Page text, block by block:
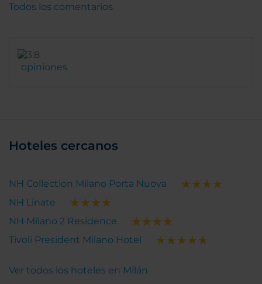
opiniones
Todos los comentarios
Hoteles cercanos
NH Collection Milano Porta Nuova
NH Linate
NH Milano 2 Residence
Tivoli President Milano Hotel
Ver todos los hoteles en Milán